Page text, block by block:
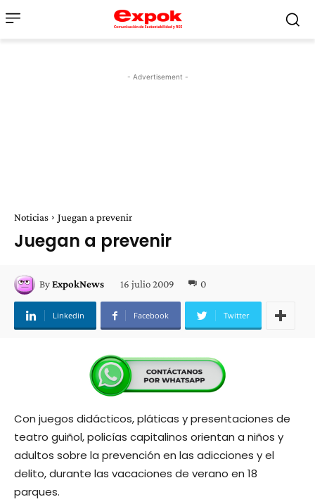
- Advertisement -
Noticias Juegan a prevenir
Juegan a prevenir
ByExpokNews 16 julio 2009 0
Linkedin Facebook Twitter
Con juegos didácticos, pláticas y presentaciones de
teatro guiñol, policías capitalinos orientan a niños y
adultos sobre la prevención en las adicciones y el
delito, durante las vacaciones de verano en 18
parques.